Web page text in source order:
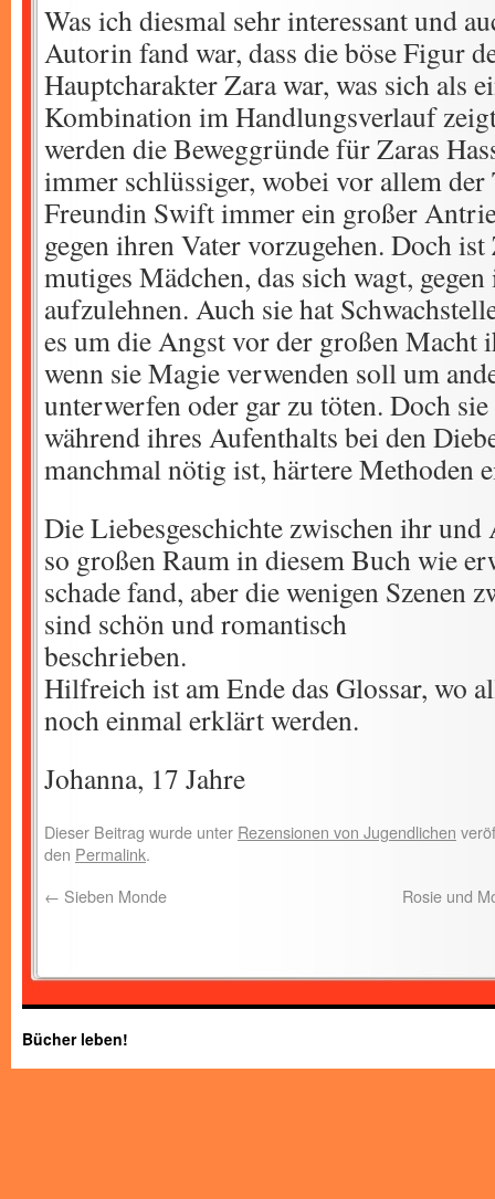
Was ich diesmal sehr interessant und
Autorin fand war, dass die böse Figur
Hauptcharakter Zara war, was sich als
Kombination im Handlungsverlauf
werden die Beweggründe für Zaras
immer schlüssiger, wobei vor allem der
Freundin Swift immer ein großer
gegen ihren Vater vorzugehen. Doch
mutiges Mädchen, das sich wagt,
aufzulehnen. Auch sie hat
es um die Angst vor der großen Macht
wenn sie Magie verwenden soll um
unterwerfen oder gar zu töten. Doch
während ihres Aufenthalts bei den
manchmal nötig ist, härtere Methoden
Die Liebesgeschichte zwischen ihr und
so großen Raum in diesem Buch wie
schade fand, aber die wenigen Szenen
sind schön und romantisch
Hilfreich ist am Ende das Glossar, wo
noch einmal erklärt werden.
Johanna, 17 Jahre
Dieser Beitrag wurde unter Rezensionen von Jugendlichen
den Permalink.
← Sieben Monde Rosie und
Bücher leben!